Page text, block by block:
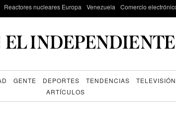
Reactores nucleares Europa Venezuela Comercio
GENTE DEPORTES TENDENCIAS TELEVISIÓN
ARTÍCULOS